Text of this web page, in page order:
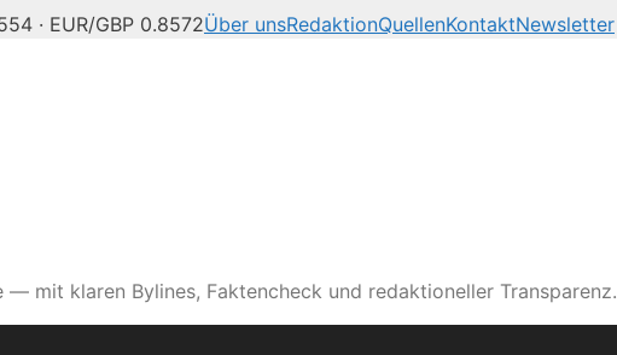
· EUR/GBP 0.8572Über unsRedaktionQuellenKontaktNewsletter
mit klaren Bylines, Faktencheck und redaktioneller Transparenz.